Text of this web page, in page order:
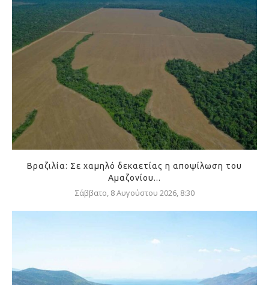
Βραζιλία: Σε χαμηλό δεκαετίας η αποψίλωση του
Αμαζονίου...
Σάββατο, 8 Αυγούστου 2026, 8:30